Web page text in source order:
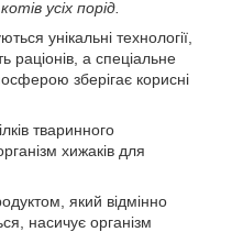
усіх порід.
унікальні технології,
раціонів, а спеціальне
зберігає корисні
тваринного
хижаків для
який відмінно
насичує організм